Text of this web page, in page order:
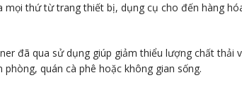
mọi thứ từ trang thiết bị, dụng cụ cho đến hàng
đã qua sử dụng giúp giảm thiểu lượng chất thải
quán cà phê hoặc không gian sống.